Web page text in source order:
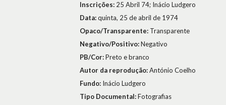
Inscrições: 25 Abril 74; Inácio Ludgero
Data:quinta, 25 de abril de 1974
Opaco/Transparente: Transparente
Negativo/Positivo:Negativo
PB/Cor:Preto e branco
Autor da reprodução:António Coelho
Fundo: Inácio Ludgero
Tipo Documental:Fotografias